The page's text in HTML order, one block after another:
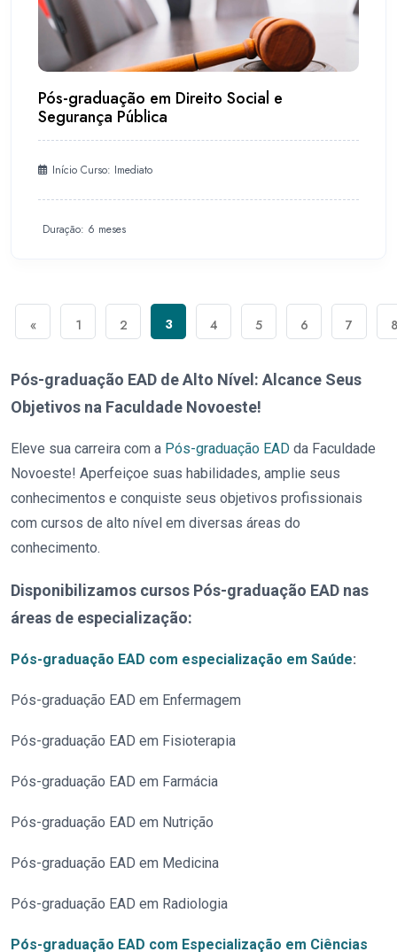
Pós-graduação em Direito Social e
Segurança Pública
Início Curso: Imediato
Duração: 6 meses
« 1 2 3 4 5 6 7 8
Pós-graduação EAD de Alto Nível: Alcance Seus
Objetivos na Faculdade Novoeste!
Eleve sua carreira com a Pós-graduação EAD da Faculdade
Novoeste! Aperfeiçoe suas habilidades, amplie seus
conhecimentos e conquiste seus objetivos profissionais
com cursos de alto nível em diversas áreas do
conhecimento.
Disponibilizamos cursos Pós-graduação EAD nas
áreas de especialização:
Pós-graduação EAD com especialização em Saúde:
Pós-graduação EAD em Enfermagem
Pós-graduação EAD em Fisioterapia
Pós-graduação EAD em Farmácia
Pós-graduação EAD em Nutrição
Pós-graduação EAD em Medicina
Pós-graduação EAD em Radiologia
Pós-graduação EAD com Especialização em Ciências